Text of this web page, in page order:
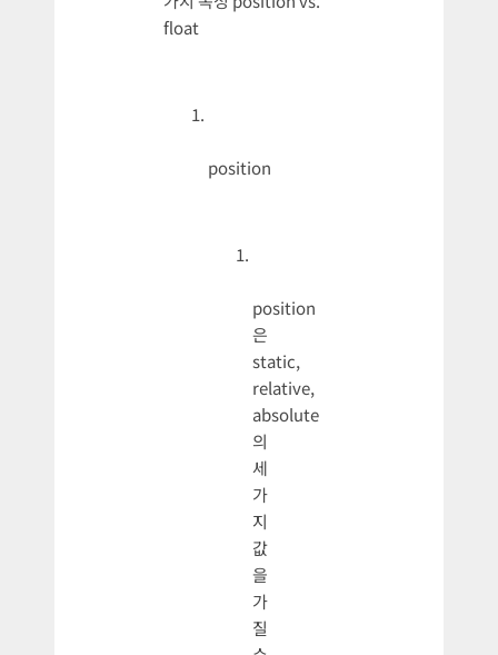
float
position
position
은
static,
relative,
absolute
의
세
가
지
값
을
가
질